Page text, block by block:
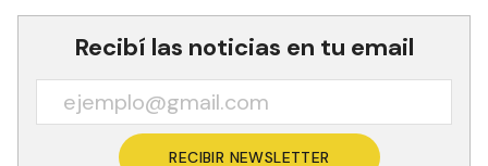
Recibí las noticias en tu email
RECIBIR NEWSLETTER